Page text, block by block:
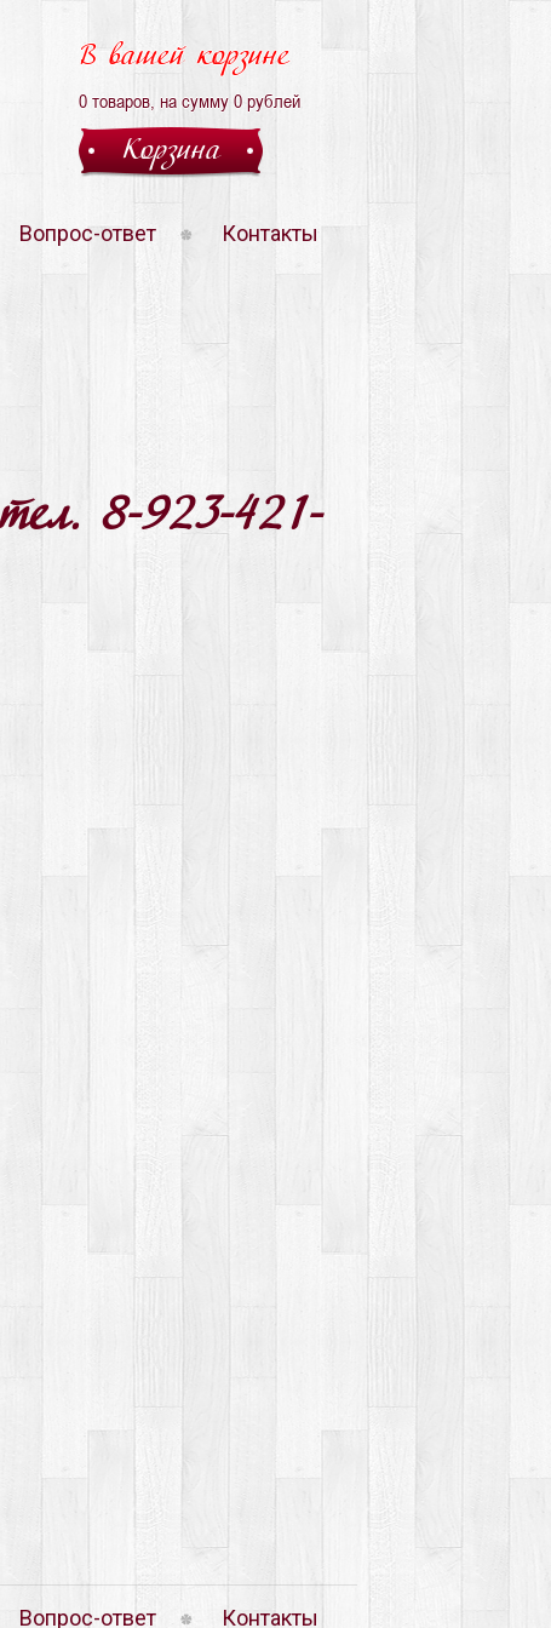
В вашей корзине
0 товаров, на сумму 0 рублей
Корзина
Вопрос-ответ Контакты
8-923-421-
Вопрос-ответ Контакты